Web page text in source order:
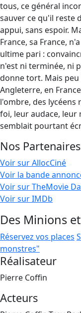
tous, ce général
sauver ce qu'il reste
appui, sans espoir.
France, sa France,
ultime pari :
n'est ni terminée, ni
donne tort. Mais
Angleterre, en
l'ombre, des lycéens
foi, leur audace,
semblait pourtant
Nos Partenaires
Voir sur AllocCiné
Voir la bande
Voir sur TheMovie
Voir sur IMDb
Des Minions
Réservez vos places
monstres"
Réalisateur
Pierre Coffin
Acteurs